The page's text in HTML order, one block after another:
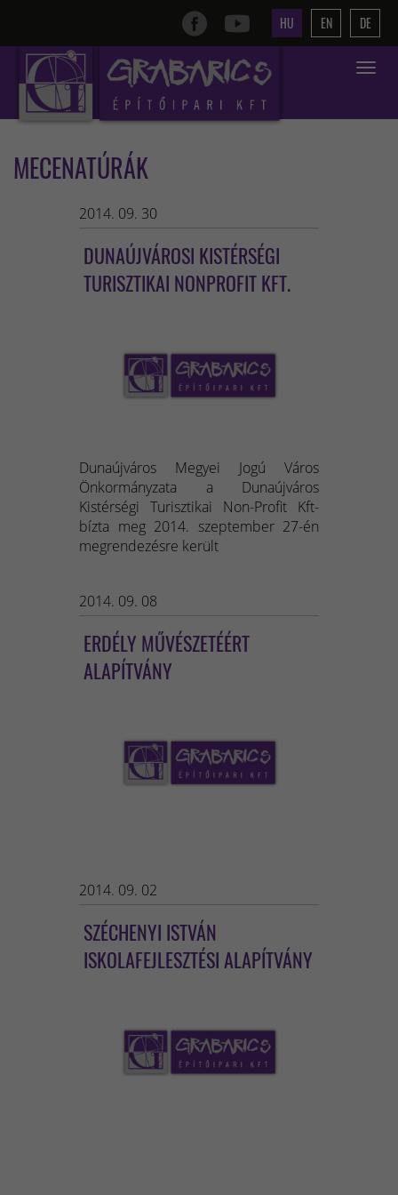
HU EN DE
Toggle
MECENATÚRÁK
2014. 09. 30
DUNAÚJVÁROSI KISTÉRSÉGI
TURISZTIKAI NONPROFIT KFT.
Dunaújváros Megyei Jogú Város
Önkormányzata a Dunaújváros
Kistérségi Turisztikai Non-Profit Kft-
bízta meg 2014. szeptember 27-én
megrendezésre került
2014. 09. 08
ERDÉLY MŰVÉSZETÉÉRT
ALAPÍTVÁNY
2014. 09. 02
SZÉCHENYI ISTVÁN
ISKOLAFEJLESZTÉSI ALAPÍTVÁNY